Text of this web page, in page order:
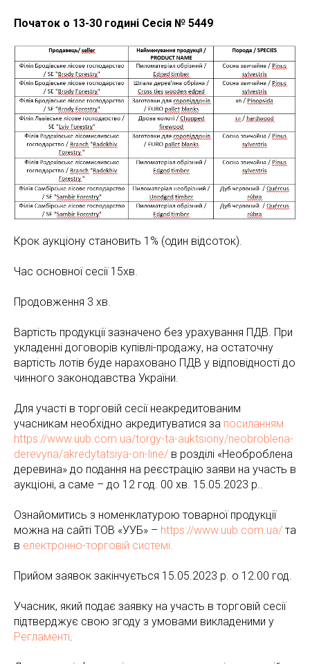
Початок о 13-30 годині Сесія № 5449
Крок аукціону становить 1% (один відсоток).
Час основної сесії 15хв.
Продовження 3 хв.
Вартість продукції зазначено без урахування ПДВ. При
укладенні договорів купівлі-продажу, на остаточну
вартість лотів буде нараховано ПДВ у відповідності до
чинного законодавства України.
Для участі в торговій сесії неакредитованим
учасникам необхідно акредитуватися за посиланням
https://www.uub.com.ua/torgy-ta-auktsiony/neobroblena-
derevyna/akredytatsiya-on-line/ в розділі «Необроблена
деревина» до подання на реєстрацію заяви на участь в
аукціоні, а саме – до 12 год. 00 хв. 15.05.2023 р..
Ознайомитись з номенклатурою товарної продукції
можна на сайті ТОВ «УУБ» – https://www.uub.com.ua/ та
в електронно-торговій системі.
Прийом заявок закінчується 15.05.2023 р. о 12.00 год.
Учасник, який подає заявку на участь в торговій сесії
підтверджує свою згоду з умовами викладеними у
Регламенті.